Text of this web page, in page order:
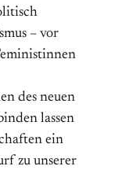
– vor
des neuen
lassen
ein
zu unserer